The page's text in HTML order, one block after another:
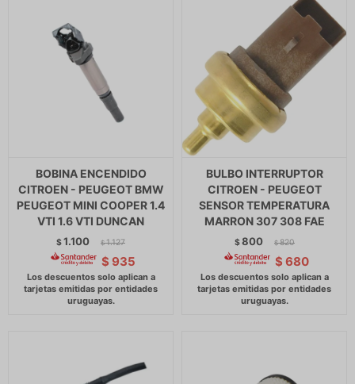
BOBINA ENCENDIDO
CITROEN - PEUGEOT BMW
PEUGEOT MINI COOPER 1.4
VTI 1.6 VTI DUNCAN
$1.100 $ 1.127
$ 935
BULBO INTERRUPTOR
CITROEN - PEUGEOT
SENSOR TEMPERATURA
MARRON 307 308 FAE
$800 $ 820
$ 680